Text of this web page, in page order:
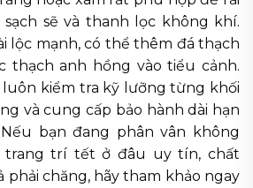
sạch sẽ và thanh lọc không khí.
lộc mạnh, có thể thêm đá thạch
thạch anh hồng vào tiểu cảnh.
luôn kiểm tra kỹ lưỡng từng khối
và cung cấp bảo hành dài hạn
bạn đang phân vân không
trang trí tết ở đâu uy tín, chất
phải chăng, hãy tham khảo ngay